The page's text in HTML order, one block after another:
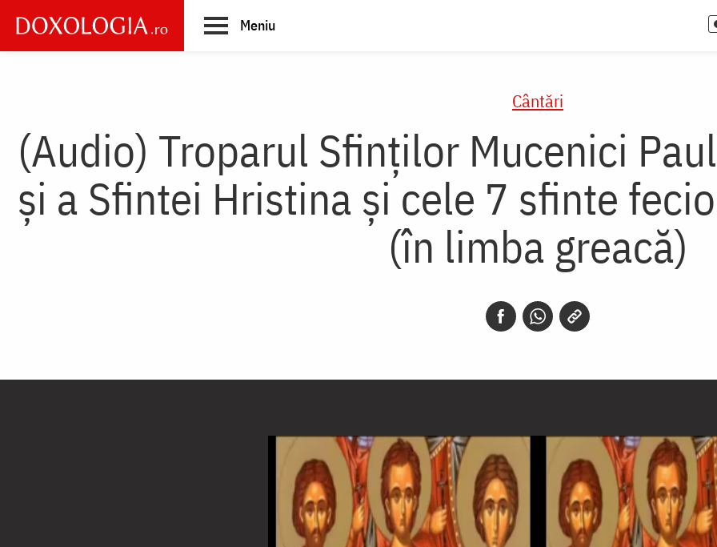
main
Meniu
Cântări
(Audio) Troparul Sfinților Mucenici
și a Sfintei Hristina și cele 7 sfinte
(în limba greacă)